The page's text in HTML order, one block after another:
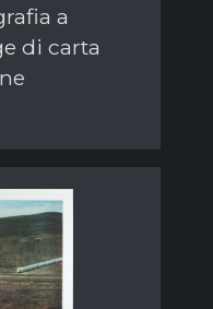
a
di carta